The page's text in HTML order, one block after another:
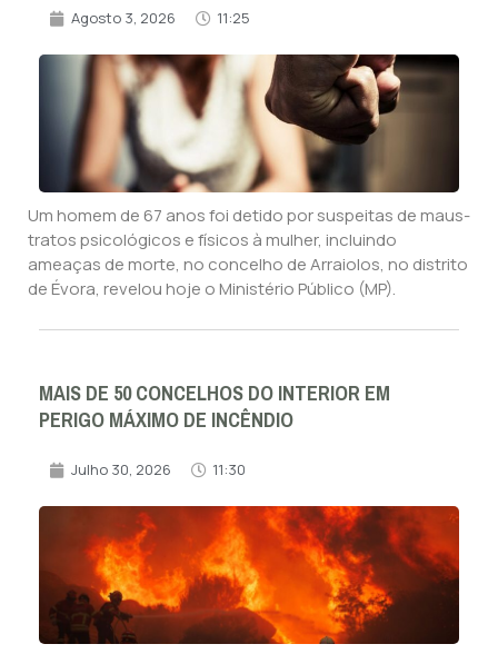
Agosto 3, 2026 11:25
Um homem de 67 anos foi detido por suspeitas de maus-
tratos psicológicos e físicos à mulher, incluindo
ameaças de morte, no concelho de Arraiolos, no distrito
de Évora, revelou hoje o Ministério Público (MP).
MAIS DE 50 CONCELHOS DO INTERIOR EM
PERIGO MÁXIMO DE INCÊNDIO
Julho 30, 2026 11:30